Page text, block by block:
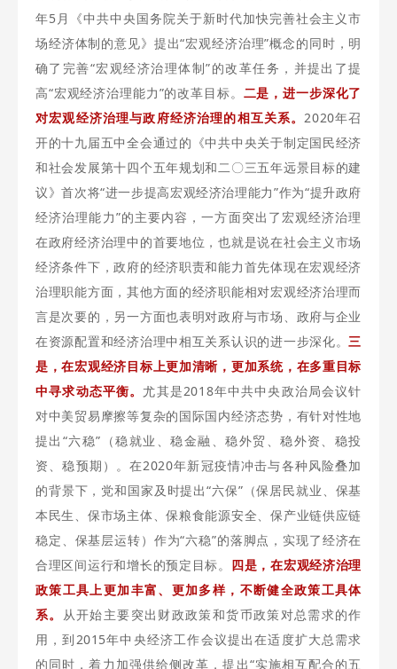
年5月《中共中央国务院关于新时代加快完善社会主义市
场经济体制的意见》提出“宏观经济治理”概念的同时，明
确了完善“宏观经济治理体制”的改革任务，并提出了提
高“宏观经济治理能力”的改革目标。 二是，进一步深化了
对宏观经济治理与政府经济治理的相互关系。2020年召
开的十九届五中全会通过的《中共中央关于制定国民经济
和社会发展第十四个五年规划和二〇三五年远景目标的建
议》首次将“进一步提高宏观经济治理能力”作为“提升政府
经济治理能力”的主要内容，一方面突出了宏观经济治理
在政府经济治理中的首要地位，也就是说在社会主义市场
经济条件下，政府的经济职责和能力首先体现在宏观经济
治理职能方面，其他方面的经济职能相对宏观经济治理而
言是次要的，另一方面也表明对政府与市场、政府与企业
在资源配置和经济治理中相互关系认识的进一步深化。三
是，在宏观经济目标上更加清晰，更加系统，在多重目标
中寻求动态平衡。 尤其是2018年中共中央政治局会议针
对中美贸易摩擦等复杂的国际国内经济态势，有针对性地
提出“六稳”（稳就业、稳金融、稳外贸、稳外资、稳投
资、稳预期）。在2020年新冠疫情冲击与各种风险叠加
的背景下，党和国家及时提出“六保”（保居民就业、保基
本民生、保市场主体、保粮食能源安全、保产业链供应链
稳定、保基层运转）作为“六稳”的落脚点，实现了经济在
合理区间运行和增长的预定目标。 四是，在宏观经济治理
政策工具上更加丰富、更加多样，不断健全政策工具体
系。 从开始主要突出财政政策和货币政策对总需求的作
用，到2015年中央经济工作会议提出在适度扩大总需求
的同时，着力加强供给侧改革，提出“实施相互配合的五